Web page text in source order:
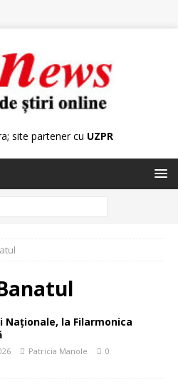
site partener cu UZPR
Naționale, la Filarmonica
Patricia Manole 0